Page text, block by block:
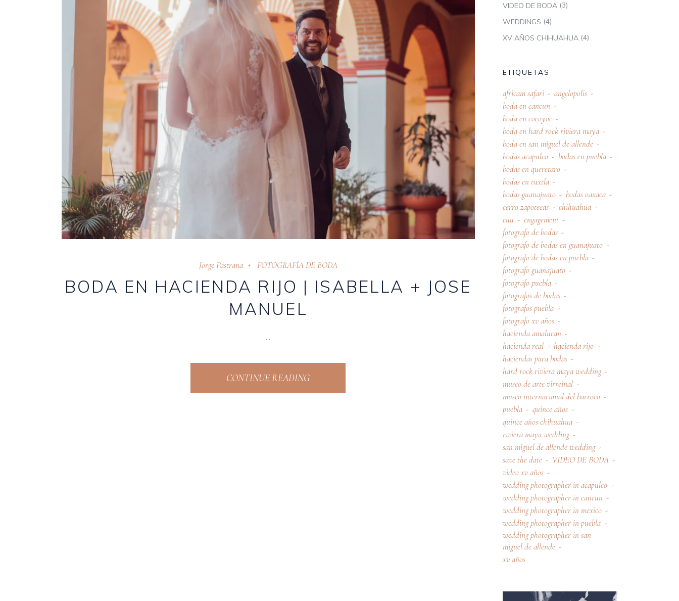
Jorge Pastrana FOTOGRAFÍA DE BODA
BODA EN HACIENDA RIJO | ISABELLA + JOSE
MANUEL
CONTINUE READING
VIDEO DE BODA(3)
WEDDINGS (4)
XV AÑOS CHIHUAHUA(4)
ETIQUETAS
africam safari
angelopolis
boda en cancun
boda en cocoyoc
boda en hard rock riviera maya
boda en san miguel de allende
bodas acapulco
bodas en puebla
bodas en queretaro
bodas en tuxtla
bodas guanajuato
bodas oaxaca
cerro zapotecas
chihuahua
cuu
engagement
fotografo de bodas
fotografo de bodas en guanajuato
fotografo de bodas en puebla
fotografo guanajuato
fotografo puebla
fotografos de bodas
fotografos puebla
fotografo xv años
hacienda amalucan
hacienda real
hacienda rijo
haciendas para bodas
hard rock riviera maya wedding
museo de arte virreinal
museo internacional del barroco
puebla
quince años
quince años chihuahua
riviera maya wedding
san miguel de allende wedding
save the date
VIDEO DE BODA
video xv años
wedding photographer in acapulco
wedding photographer in cancun
wedding photographer in mexico
wedding photographer in puebla
wedding photographer in san
miguel de allende
xv años